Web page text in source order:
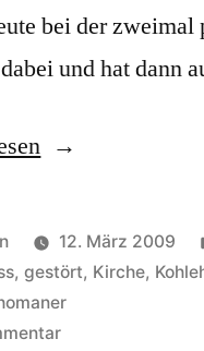
bei der
und hat dann
12. März 2009
,gestört, Kirche,
zu